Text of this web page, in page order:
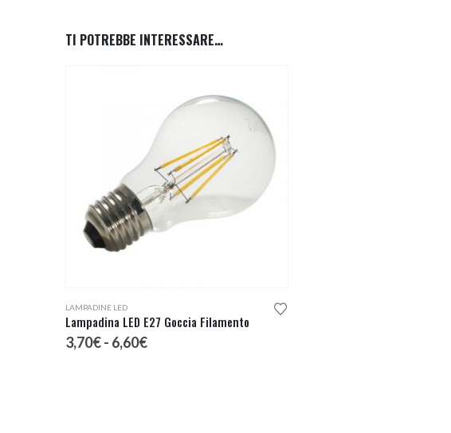
TI POTREBBE INTERESSARE…
LAMPADINE LED
Lampadina LED E27 Goccia Filamento
3,70€- 6,60€Fascia